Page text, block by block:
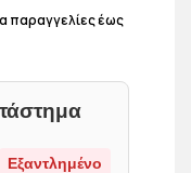
παραγγελίες έως
Εξαντλημένο